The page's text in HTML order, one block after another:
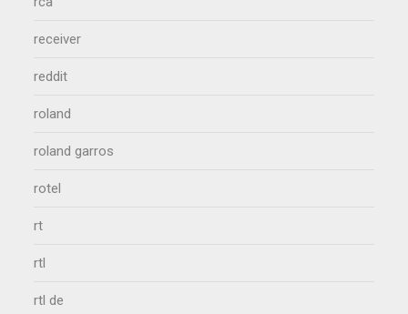
receiver
reddit
roland
roland garros
rotel
rt
rtl
rtl de